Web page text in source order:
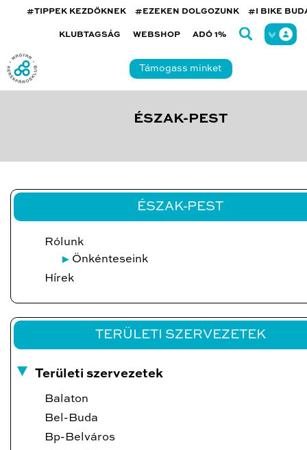
#TIPPEK KEZDŐKNEK #EZEKEN DOLGOZUNK #I BIKE
KLUBTAGSÁG WEBSHOP ADÓ 1%
Támogass minket
ÉSZAK-PEST
ÉSZAK-PEST
Rólunk
Önkénteseink
Hírek
TERÜLETI SZERVEZETEK
Területi szervezetek
Balaton
Bel-Buda
Bp-Belváros